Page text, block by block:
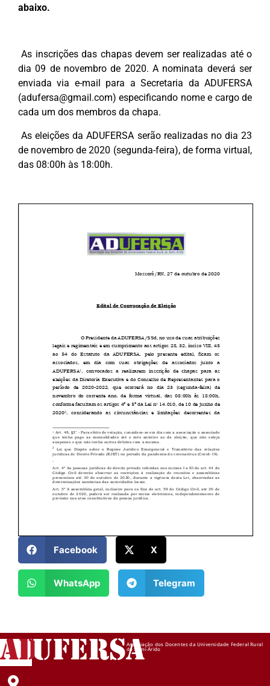
abaixo.
As inscrições das chapas devem ser realizadas até o
dia 09 de novembro de 2020. A nominata deverá ser
enviada via e-mail para a Secretaria da ADUFERSA
(adufersa@gmail.com) especificando nome e cargo de
cada um dos membros da chapa.
As eleições da ADUFERSA serão realizadas no dia 23
de novembro de 2020 (segunda-feira), de forma virtual,
das 08:00h às 18:00h.
Facebook X
WhatsApp Telegram
ADUFERSAAssociação dos Docentes da Universidade Federal Rural
do Semi-Árido